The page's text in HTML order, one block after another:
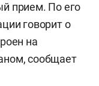
прием. По его
говорит о
на
сообщает